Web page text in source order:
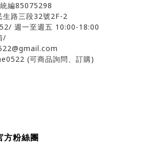
編85075298
生路三段32號2F-2
/ 週一至週五 10:00-18:00
/
(可商品詢問、訂購)
粉絲團